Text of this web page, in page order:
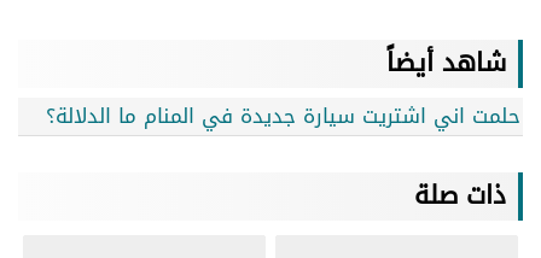
شاهد أيضاً
حلمت اني اشتريت سيارة جديدة في المنام ما الدلالة؟
ذات صلة